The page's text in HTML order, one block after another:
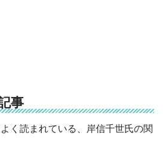
事
く読まれている、岸信千世氏の関